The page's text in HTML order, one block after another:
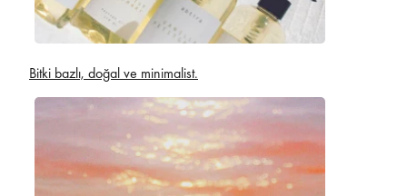
Bitki bazlı, doğal ve minimalist.